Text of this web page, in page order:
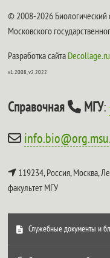
© 2008-2026 Биологический
Московского
Разработка сайта Decollage.ru
v1.2008, v2.2022
Справочная МГУ:
119234, Россия, Москва,
факультет МГУ
Служебные документы и